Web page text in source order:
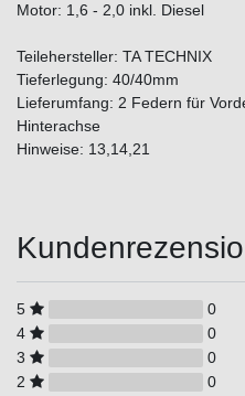
Motor: 1,6 - 2,0 inkl. Diesel
Teilehersteller: TA TECHNIX
Tieferlegung: 40/40mm
Lieferumfang: 2 Federn für
Hinterachse
Hinweise: 13,14,21
5
0
4
0
3
0
2
0